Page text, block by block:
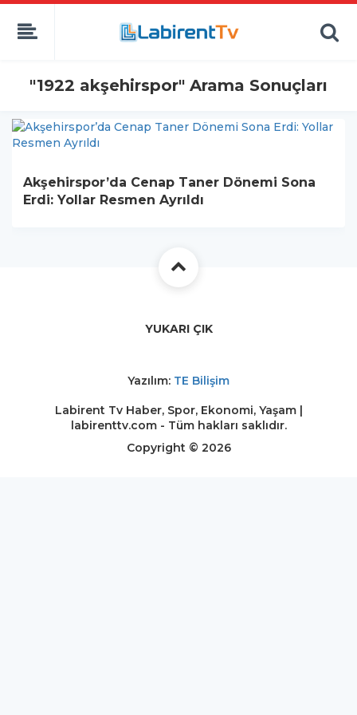
"1922 akşehirspor" Arama Sonuçları
Akşehirspor’da Cenap Taner Dönemi Sona
Erdi: Yollar Resmen Ayrıldı
YUKARI ÇIK
Yazılım: TE Bilişim
Labirent Tv Haber, Spor, Ekonomi, Yaşam |
labirenttv.com - Tüm hakları saklıdır.
Copyright © 2026